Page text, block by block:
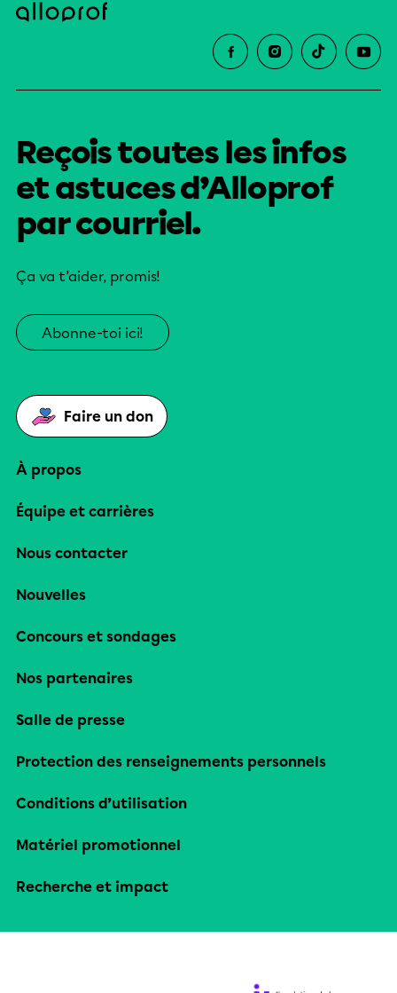
Reçois toutes les infos
et astuces d’Alloprof
par courriel.
Ça va t’aider, promis!
Abonne-toi ici!
Faire un don
À propos
Équipe et carrières
Nous contacter
Nouvelles
Concours et sondages
Nos partenaires
Salle de presse
Protection des renseignements personnels
Conditions d’utilisation
Matériel promotionnel
Recherche et impact